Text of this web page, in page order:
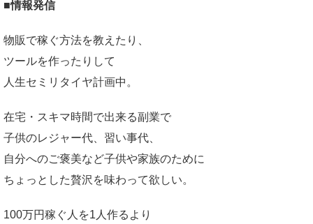
■情報発信
物販で稼ぐ方法を教えたり、
ツールを作ったりして
人生セミリタイヤ計画中。
在宅・スキマ時間で出来る副業で
子供のレジャー代、習い事代、
自分へのご褒美など子供や家族のために
ちょっとした贅沢を味わって欲しい。
100万円稼ぐ人を1人作るより